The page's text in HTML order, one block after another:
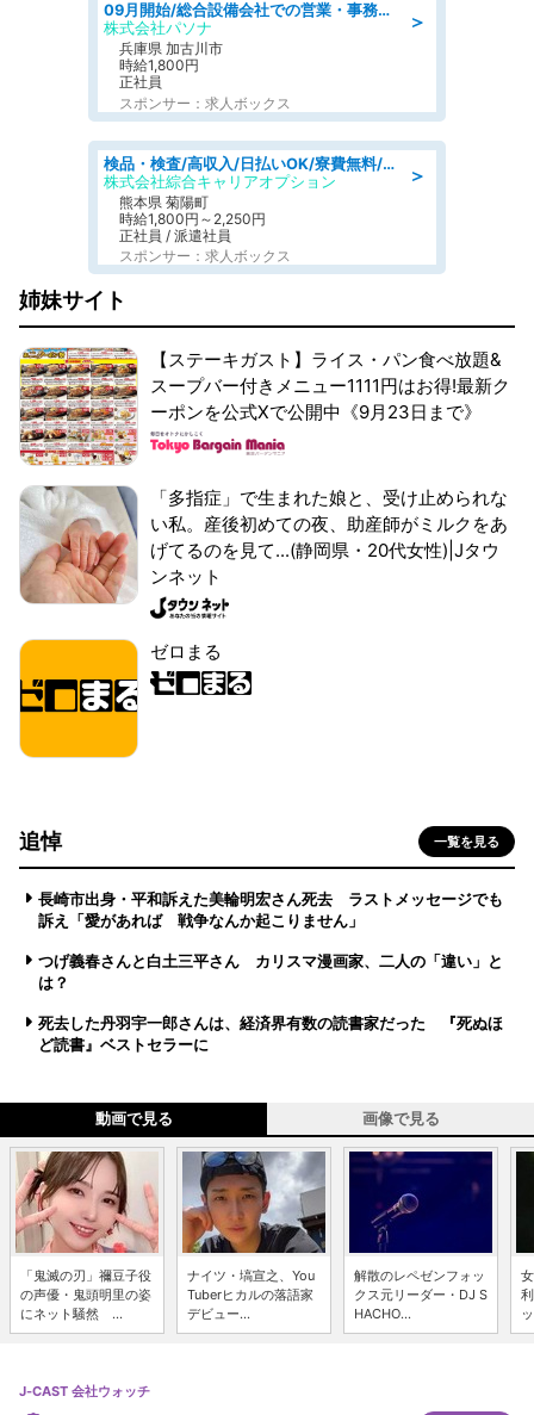
＞
09月開始/総合設備会社での営業・事務のお仕事/車通勤可/賞与あり/営業/営業事務
株式会社パソナ
兵庫県 加古川市
時給1,800円
正社員
スポンサー：求人ボックス
＞
検品・検査/高収入/日払いOK/寮費無料/日勤/20・30・40代活躍中
株式会社綜合キャリアオプション
熊本県 菊陽町
時給1,800円～2,250円
正社員 / 派遣社員
スポンサー：求人ボックス
姉妹サイト
【ステーキガスト】ライス・パン食べ放題&
スープバー付きメニュー1111円はお得!最新ク
ーポンを公式Xで公開中《9月23日まで》
「多指症」で生まれた娘と、受け止められな
い私。産後初めての夜、助産師がミルクをあ
げてるのを見て...(静岡県・20代女性)|Jタウ
ンネット
ゼロまる
追悼 一覧を見る
長崎市出身・平和訴えた美輪明宏さん死去 ラストメッセージでも
訴え「愛があれば 戦争なんか起こりません」
つげ義春さんと白土三平さん カリスマ漫画家、二人の「違い」と
は？
死去した丹羽宇一郎さんは、経済界有数の読書家だった 『死ぬほ
ど読書』ベストセラーに
動画で見る 画像で見る
「鬼滅の刃」禰豆子役
の声優・鬼頭明里の姿
にネット騒然 ...
ナイツ・塙宣之、You
Tuberヒカルの落語家
デビュー...
解散のレペゼンフォッ
クス元リーダー・DJ S
HACHO...
J-CAST 会社ウォッチ